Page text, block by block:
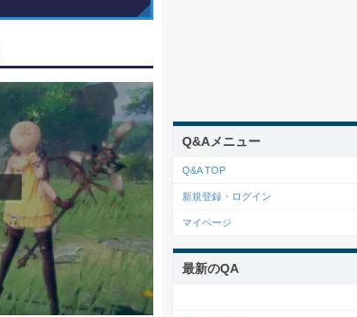
Q&Aメニュー
Q&A TOP
新規登録・ログイン
マイページ
最新のQA